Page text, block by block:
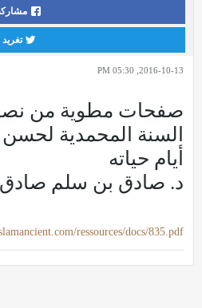
تغريد
2016-10-13, 05:30 PM
صفحات مطوية من
السنة المحمدية لحسن
أيام حياته
د. صادق بن سلم صادق
ressources/docs/835.pdf